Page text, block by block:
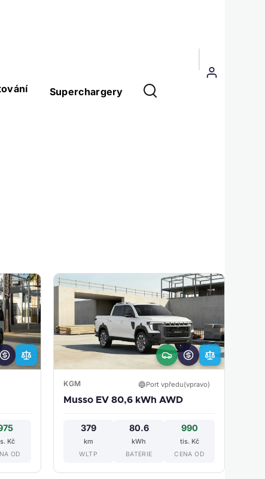
Superchargery
Menu
uživatelského
Kč
OD
KGM 🔵Port vpředu(vpravo)
Musso EV 80,6 kWh AWD
379
km
WLTP
80.6
kWh
BATERIE
990
tis. Kč
CENA OD